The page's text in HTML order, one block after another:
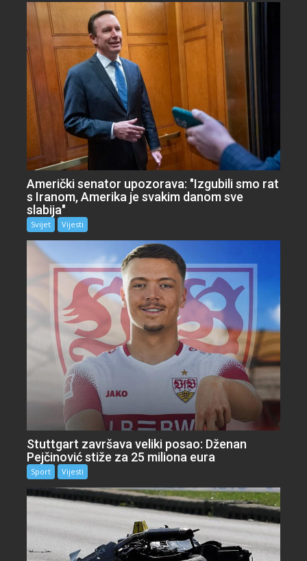
Američki senator upozorava: "Izgubili smo rat
s Iranom, Amerika je svakim danom sve
slabija"
Svijet Vijesti
Stuttgart završava veliki posao: Dženan
Pejčinović stiže za 25 miliona eura
Sport Vijesti